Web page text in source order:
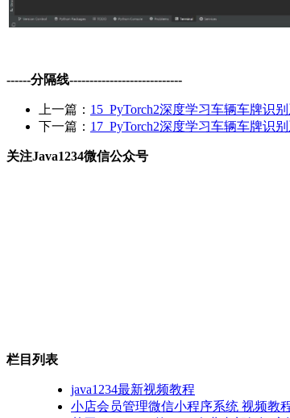
------分隔线----------------------------
上一篇： 15_PyTorch2深度学习车辆车牌识
下一篇： 17_PyTorch2深度学习车辆车牌识
关注Java1234微信公众号
栏目列表
java1234最新视频教程
小店会员管理微信小程序系统 视频教